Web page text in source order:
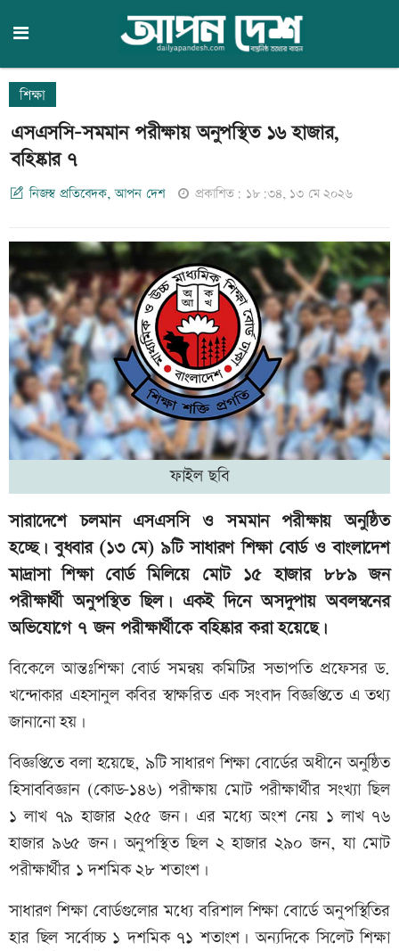
শিক্ষা
এসএসসি-সমমান পরীক্ষায় অনুপস্থিত ১৬ হাজার,
বহিষ্কার ৭
নিজস্ব প্রতিবেদক, আপন দেশ প্রকাশিত: ১৮:৩৪, ১৩ মে ২০২৬
ফাইল ছবি
সারাদেশে চলমান এসএসসি ও সমমান পরীক্ষায় অনুষ্ঠিত
হচ্ছে। বুধবার (১৩ মে) ৯টি সাধারণ শিক্ষা বোর্ড ও বাংলাদেশ
মাদ্রাসা শিক্ষা বোর্ড মিলিয়ে মোট ১৫ হাজার ৮৮৯ জন
পরীক্ষার্থী অনুপস্থিত ছিল। একই দিনে অসদুপায় অবলম্বনের
অভিযোগে ৭ জন পরীক্ষার্থীকে বহিষ্কার করা হয়েছে।
বিকেলে আন্তঃশিক্ষা বোর্ড সমন্বয় কমিটির সভাপতি প্রফেসর ড.
খন্দোকার এহসানুল কবির স্বাক্ষরিত এক সংবাদ বিজ্ঞপ্তিতে এ তথ্য
জানানো হয়।
বিজ্ঞপ্তিতে বলা হয়েছে, ৯টি সাধারণ শিক্ষা বোর্ডের অধীনে অনুষ্ঠিত
হিসাববিজ্ঞান (কোড-১৪৬) পরীক্ষায় মোট পরীক্ষার্থীর সংখ্যা ছিল
১ লাখ ৭৯ হাজার ২৫৫ জন। এর মধ্যে অংশ নেয় ১ লাখ ৭৬
হাজার ৯৬৫ জন। অনুপস্থিত ছিল ২ হাজার ২৯০ জন, যা মোট
পরীক্ষার্থীর ১ দশমিক ২৮ শতাংশ।
সাধারণ শিক্ষা বোর্ডগুলোর মধ্যে বরিশাল শিক্ষা বোর্ডে অনুপস্থিতির
হার ছিল সর্বোচ্চ ১ দশমিক ৭১ শতাংশ। অন্যদিকে সিলেট শিক্ষা